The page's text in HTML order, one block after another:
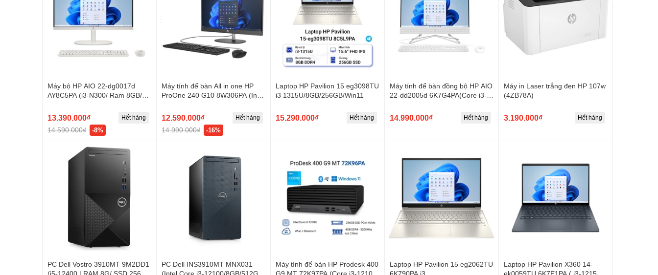
Máy bộ HP AIO 22-dg0017d
AY8C5PA (i3-N300/ Ram 8GB/
Windows 11 Home)
13.390.000₫
14.590.000₫ -8%
Hết hàng
Máy tính để bàn All in one HP
ProOne 240 G10 8W306PA (Intel
Intel UHD | 23.8 inch FHD | Win
11 | Đen)
12.590.000₫
14.990.000₫ -16%
Hết hàng
Laptop HP Pavilion 15 eg3098TU
i3 1315U/8GB/256GB/Win11
15.290.000₫ Hết hàng
Máy tính để bàn đồng bộ HP AIO
22-dd2005d 6K7G4PA(Core i3-
Graphics | Windows 11 SL)
14.990.000₫ Hết hàng
Máy in Laser trắng đen HP 107w
(4ZB78A)
3.190.000₫ Hết hàng
PC Dell Vostro 3910MT 9M2DD1
PC Dell INS3910MT MNX031
Máy tính để bàn HP Prodesk 400
Laptop HP Pavilion 15 eg2062TU
Laptop HP Pavilion X360 14-